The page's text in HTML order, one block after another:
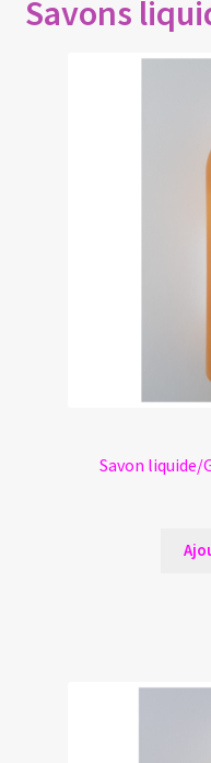
Savons
Savon liquide/